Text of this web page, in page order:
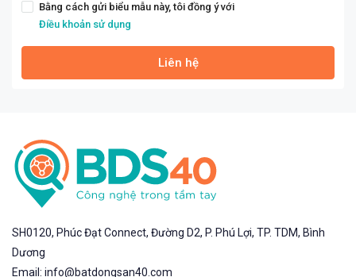
Bằng cách gửi biểu mẫu này, tôi đồng ý với
Điều khoản sử dụng
Liên hệ
SH0120, Phúc Đạt Connect, Đường D2, P. Phú Lợi, TP. TDM, Bình
Dương
Email: info@batdongsan40.com